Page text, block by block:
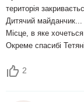
територія
Дитячий майданчик...
Місце, в яке
Окреме спасибі
2